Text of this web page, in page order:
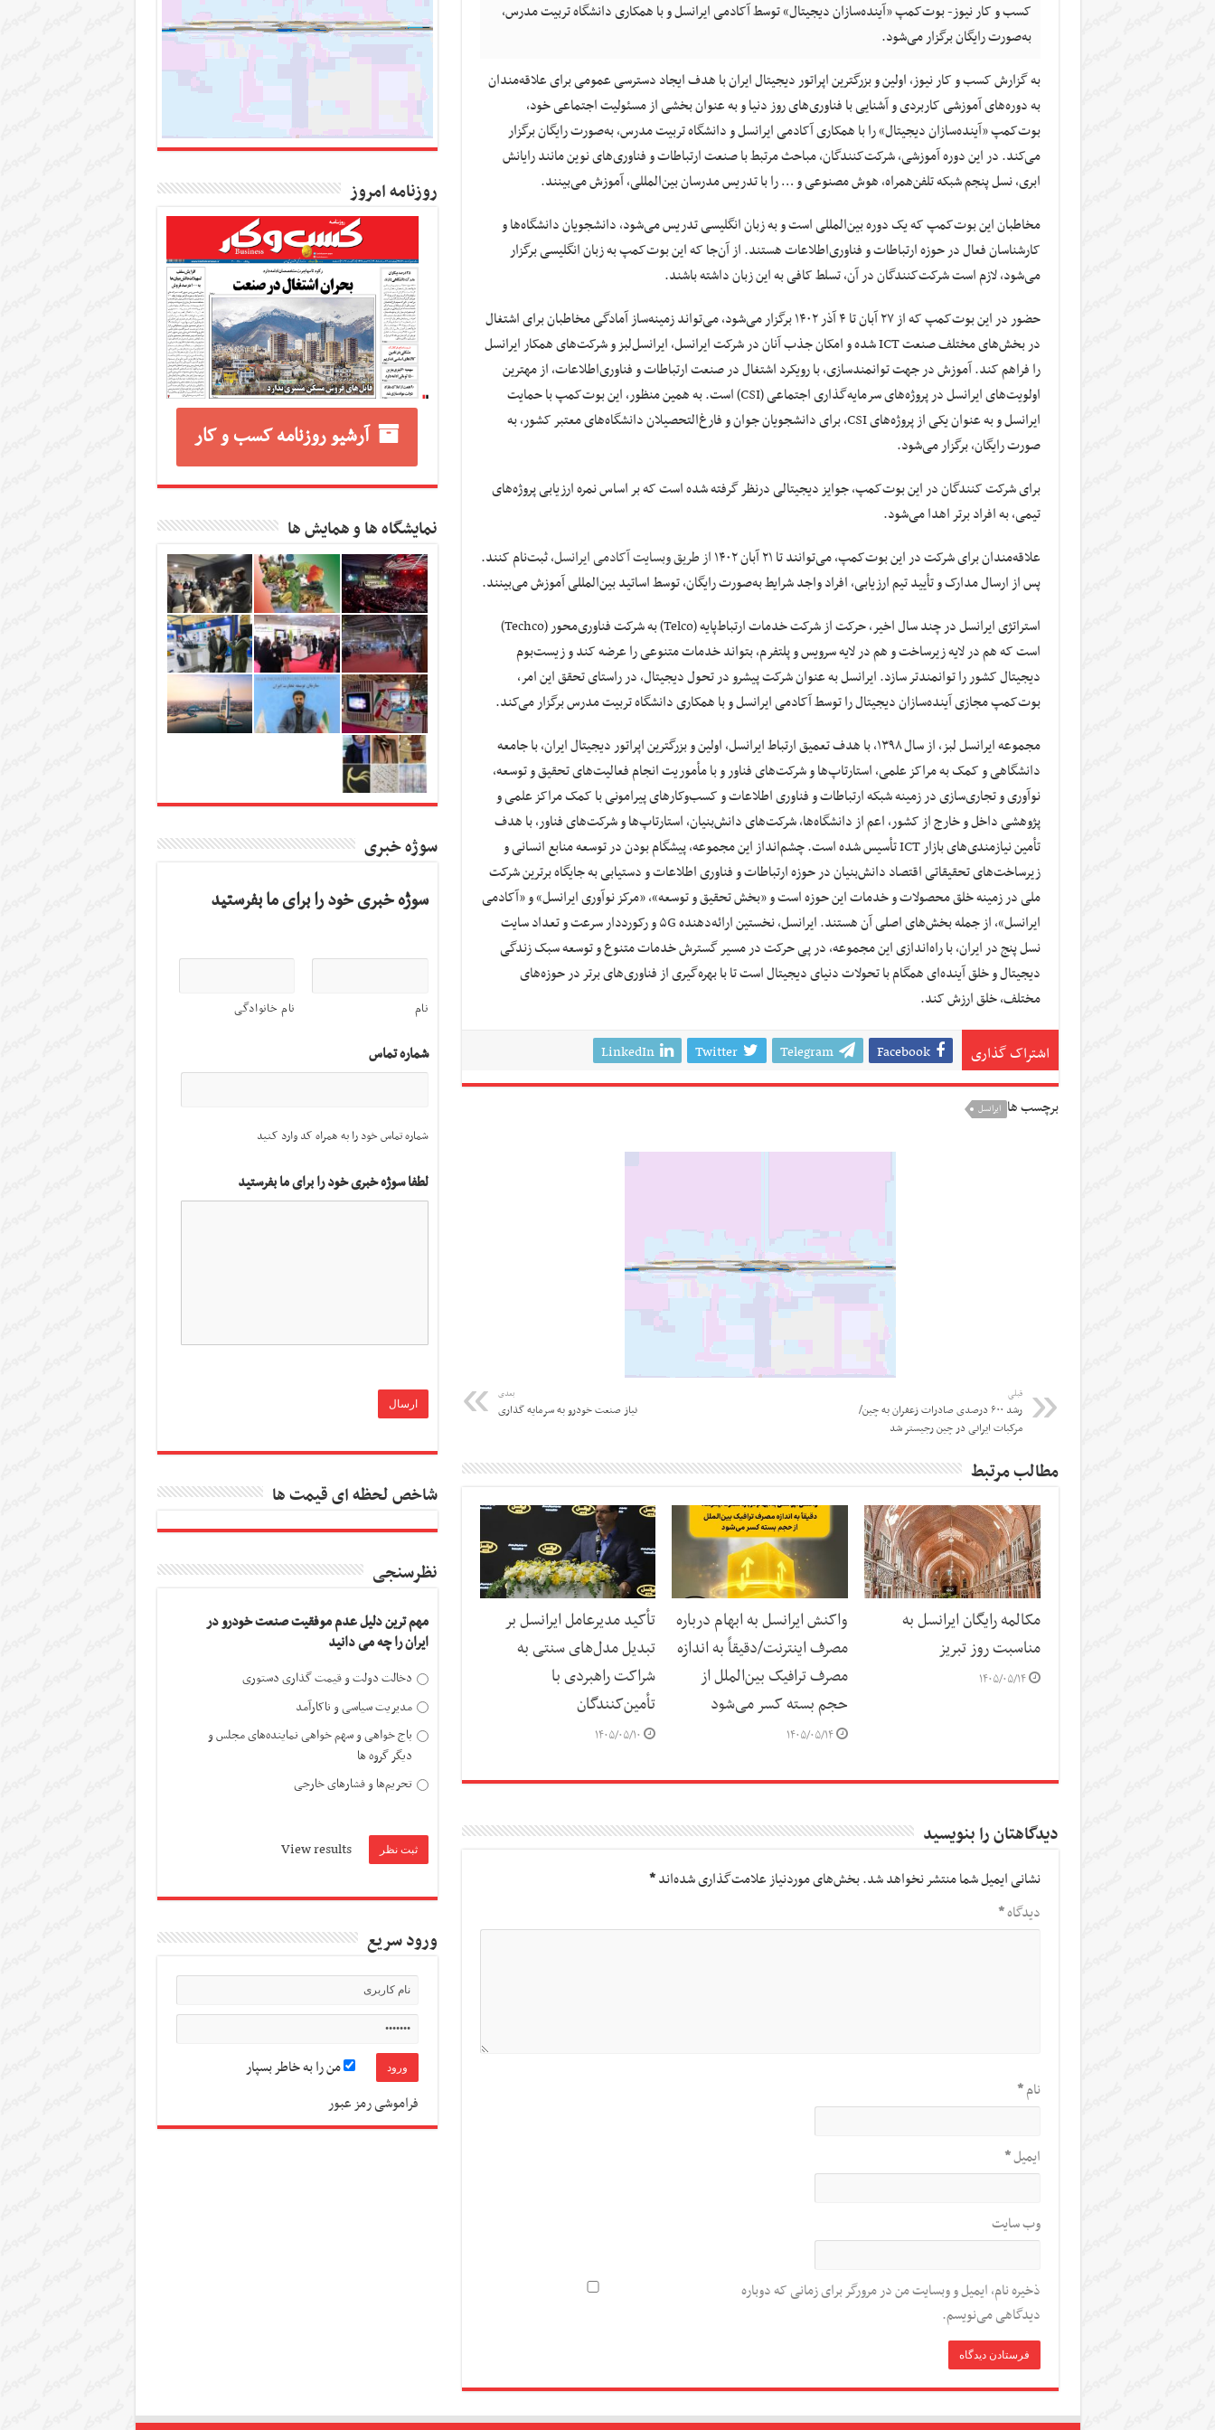
کسب و کار نیوز- بوت‌کمپ «آینده‌سازان دیجیتال» توسط آکادمی ایرانسل و با همکاری دانشگاه تربیت مدرس،
به‌صورت رایگان برگزار می‌شود.
به گزارش کسب و کار نیوز، اولین و بزرگترین اپراتور دیجیتال ایران با هدف ایجاد دسترسی عمومی برای علاقه‌مندان
به دوره‌های آموزشی کاربردی و آشنایی با فناوری‌های روز دنیا و به عنوان بخشی از مسئولیت اجتماعی خود،
بوت‌کمپ «آینده‌سازان دیجیتال» را با همکاری آکادمی ایرانسل و دانشگاه تربیت مدرس، به‌صورت رایگان برگزار
می‌کند. در این دوره آموزشی، شرکت‌کنندگان، مباحث مرتبط با صنعت ارتباطات و فناوری‌های نوین مانند رایانش
ابری، نسل پنجم شبکه تلفن‌همراه، هوش مصنوعی و … را با تدریس مدرسان بین‌المللی، آموزش می‌بینند.
مخاطبان این بوت‌کمپ که یک دوره بین‌المللی است و به زبان انگلیسی تدریس می‌شود، دانشجویان دانشگاه‌ها و
کارشناسان فعال در حوزه ارتباطات و فناوری‌اطلاعات هستند. از آن‌جا که این بوت‌کمپ به زبان انگلیسی برگزار
می‌شود، لازم است شرکت‌کنندگان در آن، تسلط کافی به این زبان داشته باشند.
حضور در این بوت‌کمپ که از ۲۷ آبان تا ۴ آذر ۱۴۰۲ برگزار می‌شود، می‌تواند زمینه‌ساز آمادگی مخاطبان برای اشتغال
در بخش‌های مختلف صنعت ICT شده و امکان جذب آنان در شرکت ایرانسل، ایرانسل‌لبز و شرکت‌های همکار ایرانسل
را فراهم کند. آموزش در جهت توانمندسازی، با رویکرد اشتغال در صنعت ارتباطات و فناوری‌اطلاعات، از مهترین
اولویت‌های ایرانسل در پروژه‌های سرمایه‌گذاری اجتماعی (CSI) است. به همین منظور، این بوت‌کمپ با حمایت
ایرانسل و به عنوان یکی از پروژه‌های CSI، برای دانشجویان جوان و فارغ‌التحصیلان دانشگاه‌های معتبر کشور، به
صورت رایگان، برگزار می‌شود.
برای شرکت کنندگان در این بوت‌کمپ، جوایز دیجیتالی درنظر گرفته شده است که بر اساس نمره ارزیابی پروژه‌های
تیمی، به افراد برتر اهدا می‌شود.
علاقه‌مندان برای شرکت در این بوت‌کمپ، می‌توانند تا ۲۱ آبان ۱۴۰۲
از طریق وبسایت آکادمی ایرانسل، ثبت‌نام کنند.
پس از ارسال مدارک و تأیید تیم ارزیابی، افراد واجد شرایط به‌صورت رایگان، توسط اساتید بین‌المللی آموزش می‌بینند.
استراتژی ایرانسل در چند سال اخیر، حرکت از شرکت خدمات ارتباط‌پایه (Telco) به شرکت فناوری‌محور (Techco)
است که هم در لایه زیرساخت و هم در لایه سرویس و پلتفرم، بتواند خدمات متنوعی را عرضه کند و زیست‌بوم
دیجیتال کشور را توانمندتر سازد. ایرانسل به عنوان شرکت پیشرو در تحول دیجیتال، در راستای تحقق این امر،
بوت‌کمپ مجازی آینده‌سازان دیجیتال را توسط آکادمی ایرانسل و با همکاری دانشگاه تربیت مدرس برگزار می‌کند.
مجموعه ایرانسل لبز، از سال ۱۳۹۸، با هدف تعمیق ارتباط ایرانسل، اولین و بزرگترین اپراتور دیجیتال ایران، با جامعه
دانشگاهی و کمک به مراکز علمی، استارتاپ‌ها و شرکت‌های فناور و با مأموریت انجام فعالیت‌های تحقیق و توسعه،
نوآوری و تجاری‌سازی در زمینه شبکه ارتباطات و فناوری اطلاعات و کسب‌وکارهای پیرامونی با کمک مراکز علمی و
پژوهشی داخل و خارج از کشور، اعم از دانشگاه‌ها، شرکت‌های دانش‌بنیان، استارتاپ‌ها و شرکت‌های فناور، با هدف
تأمین نیازمندی‌های بازار ICT تأسیس شده است. چشم‌انداز این مجموعه، پیشگام بودن در توسعه منابع انسانی و
زیرساخت‌های تحقیقاتی اقتصاد دانش‌بنیان در حوزه ارتباطات و فناوری اطلاعات و دستیابی به جایگاه برترین شرکت
ملی در زمینه خلق محصولات و خدمات این حوزه است و «بخش تحقیق و توسعه»، «مرکز نوآوری ایرانسل» و «آکادمی
ایرانسل»، از جمله بخش‌های اصلی آن هستند. ایرانسل، نخستین ارائه‌دهنده ۵G و رکورددار سرعت و تعداد سایت‌
نسل پنج در ایران، با راه‌اندازی این مجموعه، در پی حرکت در مسیر گسترش خدمات متنوع و توسعه سبک زندگی
دیجیتال و خلق آینده‌ای همگام با تحولات دنیای دیجیتال است تا با بهره‌گیری از فناوری‌های برتر در حوزه‌های
مختلف، خلق ارزش کند.
اشتراک گذاری Facebook
Telegram
Twitter
LinkedIn
برچسب ها ایرانسل
قبلی
رشد ۶۰۰ درصدی صادرات زعفران به چین/
مرکبات ایرانی در چین رجیستر شد
بعدی
نیاز صنعت خودرو به سرمایه گذاری
مطالب مرتبط
مکالمه رایگان ایرانسل به
مناسبت روز تبریز
۱۴۰۵/۰۵/۱۴
واکنش ایرانسل به ابهام درباره
مصرف اینترنت/دقیقاً به اندازه
مصرف ترافیک بین‌الملل از
حجم بسته کسر می‌شود
۱۴۰۵/۰۵/۱۴
تأکید مدیرعامل ایرانسل بر
تبدیل مدل‌های سنتی به
شراکت راهبردی با
تأمین‌کنندگان
۱۴۰۵/۰۵/۱۰
دیدگاهتان را بنویسید
نشانی ایمیل شما منتشر نخواهد شد.بخش‌های موردنیاز علامت‌گذاری شده‌اند*
دیدگاه*
نام*
ایمیل*
وب‌ سایت
ذخیره نام، ایمیل و وبسایت من در مرورگر برای زمانی که دوباره
دیدگاهی می‌نویسم.
روزنامه امروز
آرشیو روزنامه کسب و کار
نمایشگاه ها و همایش ها
سوژه خبری
سوژه خبری خود را برای ما بفرستید
نام نام خانوادگی
شماره تماس
شماره تماس خود را به همراه کد وارد کنید
لطفا سوژه خبری خود را برای ما بفرستید
شاخص لحظه ای قیمت ها
نظرسنجی
مهم ترین دلیل عدم موفقیت صنعت خودرو در
ایران را چه می دانید
دخالت دولت و قیمت گذاری دستوری
مدیریت سیاسی و ناکارآمد
باج خواهی و سهم خواهی نماینده‌های مجلس و
دیگر گروه ها
تحریم‌ها و فشارهای خارجی
View results
ورود سریع
من را به خاطر بسپار
فراموشی رمز عبور